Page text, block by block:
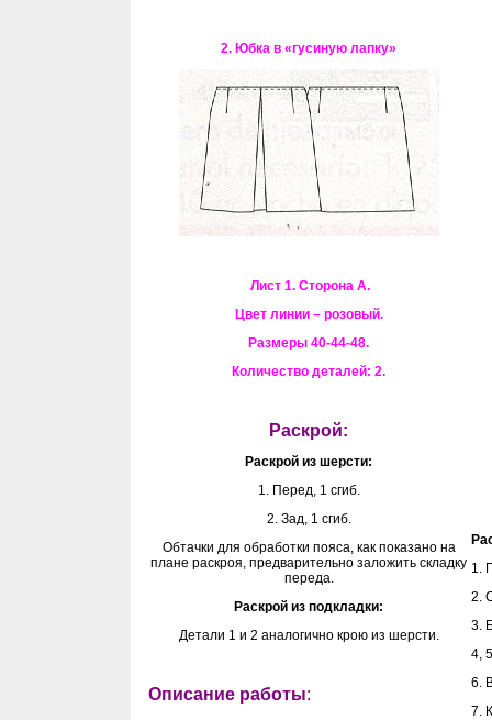
2. Юбка в «гусиную лапку»
Лист 1. Сторона А.
Цвет линии – розовый.
Размеры 40-44-48.
Количество деталей: 2.
Раскрой:
Раскрой из шерсти:
1. Перед, 1 сгиб.
2. Зад, 1 сгиб.
Обтачки для обработки пояса, как показано на
плане раскроя, предварительно заложить складку
переда.
Раскрой из подкладки:
Детали 1 и 2 аналогично крою из шерсти.
Описание работы:
1.
2.
3.
4,
6.
7.